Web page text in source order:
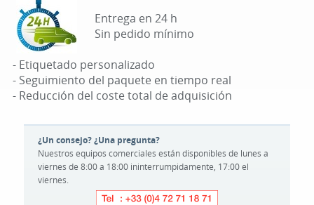
Entrega en 24 h
Sin pedido mínimo
- Etiquetado personalizado
- Seguimiento del paquete en tiempo real
- Reducción del coste total de adquisición
¿Un consejo? ¿Una pregunta?
Nuestros equipos comerciales están disponibles de lunes a
viernes de 8:00 a 18:00 ininterrumpidamente, 17:00 el
viernes.